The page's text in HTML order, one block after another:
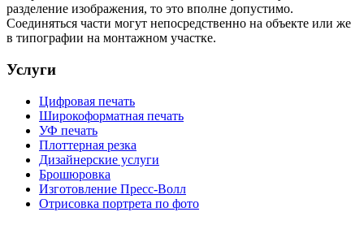
разделение изображения, то это вполне допустимо.
Соединяться части могут непосредственно на объекте или же
в типографии на монтажном участке.
Услуги
Цифровая печать
Широкоформатная печать
УФ печать
Плоттерная резка
Дизайнерские услуги
Брошюровка
Изготовление Пресс-Волл
Отрисовка портрета по фото